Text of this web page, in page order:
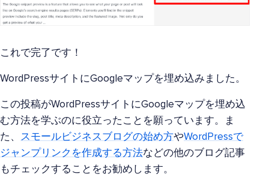
これで完了です！
WordPressサイトにGoogleマップを埋め込みました。
この投稿がWordPressサイトにGoogleマップを埋め込
む方法を学ぶのに役立ったことを願っています。ま
た、 スモールビジネスブログの始め方やWordPressで
ジャンプリンクを作成する方法などの他のブログ記事
もチェックすることをお勧めします。